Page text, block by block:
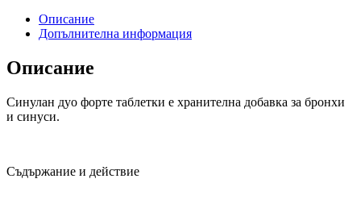
Описание
Допълнителна информация
Описание
Синулан дуо форте таблетки е хранителна добавка за бронхи
и синуси.
Съдържание и действие